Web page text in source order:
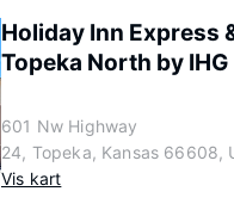
Holiday Inn Express
Topeka North by IHG
601 Nw Highway
24, Topeka, Kansas 66608,
Vis kart